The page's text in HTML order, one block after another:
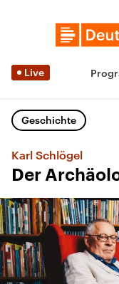
Live
Geschichte
Karl Schlögel
Der